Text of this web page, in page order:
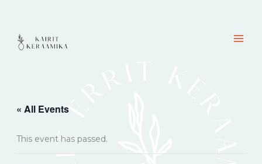
content
« All Events
This event has passed.